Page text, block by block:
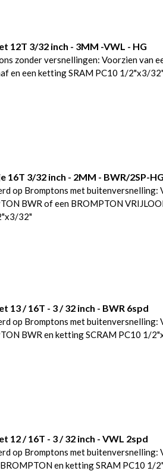
12T 3/32 inch - 3MM -VWL - HG
zonder versnellingen: Voorzien van
en een ketting SRAM PC10 1/2"x3/
3/32 inch - 2MM - BWR/2SP-HG
op Bromptons met buitenversnelling:
BWR of een BROMPTON
32"
13 / 16T - 3 / 32 inch - BWR 6spd
op Bromptons met buitenversnelling:
BWR en ketting SCRAM PC10 1/
12 / 16T - 3 / 32 inch - VWL 2spd
op Bromptons met buitenversnelling:
en ketting SRAM PC10 1/